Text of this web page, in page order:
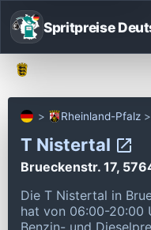
Spritpreise
Rheinland-Pfalz
T Nistertal
Brueckenstr. 17,
Die T Nistertal in
hat von 06:00-20:00
Benzin- und